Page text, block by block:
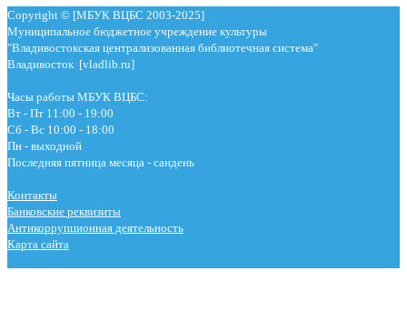
Copyright © [МБУК ВЦБС 2003-2025]
Муниципальное бюджетное учреждение культуры
"Владивостокская централизованная библиотечная система"
Владивосток [vladlib.ru]
Часы работы МБУК ВЦБС:
Вт - Пт 11:00 - 19:00
Сб - Вс 10:00 - 18:00
Пн - выходной
Последняя пятница месяца - сандень
Контакты
Банковские реквизиты
Антикоррупционная деятельность
Карта сайта